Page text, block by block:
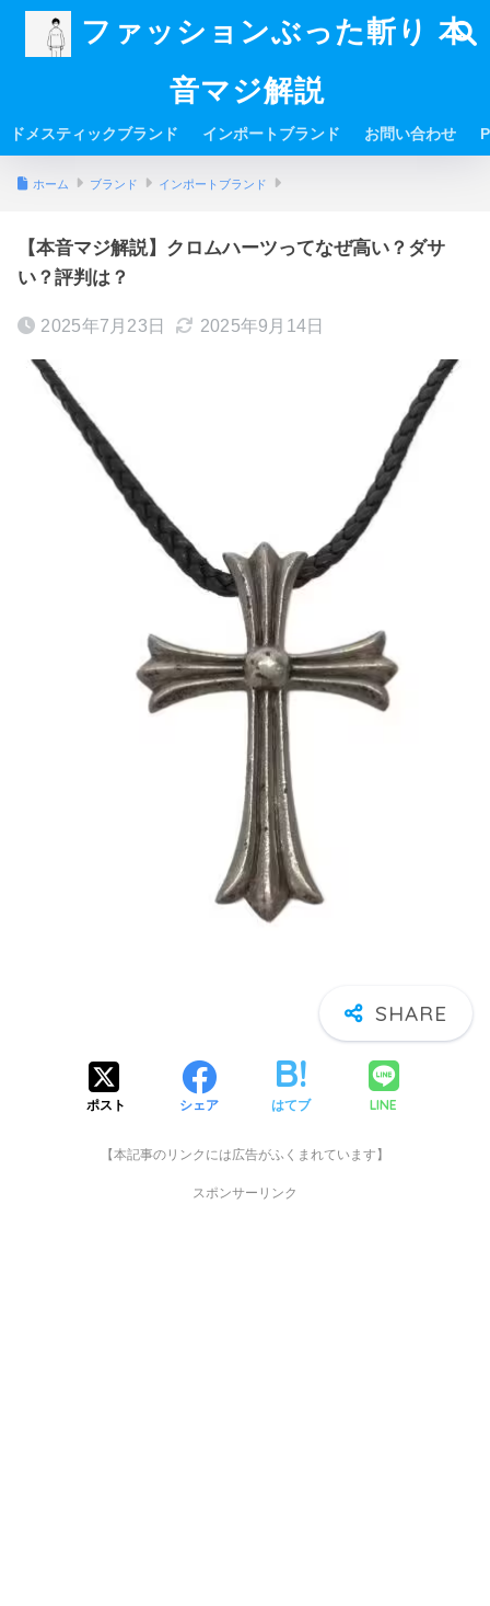
ファッションぶった斬り 本
音マジ解説
ドメスティックブランド インポートブランド お問い合わせ
ホーム ブランド インポートブランド
【本音マジ解説】クロムハーツってなぜ高い？ダサ
い？評判は？
2025年7月23日 2025年9月14日
ポスト シェア はてブ LINE
【本記事のリンクには広告がふくまれています】
スポンサーリンク